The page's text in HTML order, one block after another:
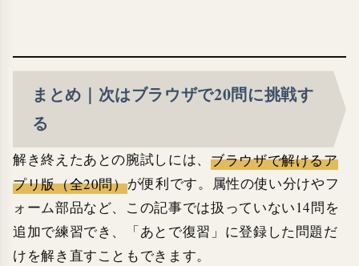
まとめ｜次はブラウザで20問に挑戦す
る
解き終えたあとの腕試しには、 ブラウザで解けるア
プリ版（全20問）が便利です。属性の使い分けやフ
ォーム部品など、この記事では扱っていない14問を
追加で練習でき、「あとで復習」に登録した問題だ
けを解き直すこともできます。